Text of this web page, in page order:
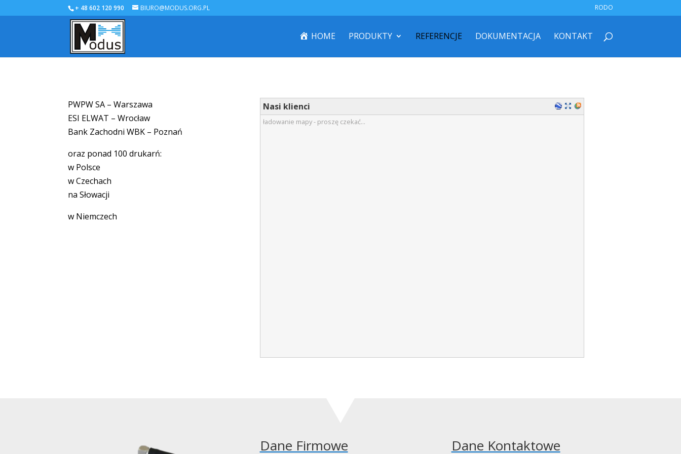
+ 48 602 120 990 BIURO@MODUS.ORG.PL RODO
HOME PRODUKTY REFERENCJE DOKUMENTACJA KONTAKT
PWPW SA – Warszawa
ESI ELWAT – Wrocław
Bank Zachodni WBK – Poznań
oraz ponad 100 drukarń:
w Polsce
w Czechach
na Słowacji
w Niemczech
Nasi klienci
ładowanie mapy - proszę czekać...
Dane Firmowe Dane Kontaktowe